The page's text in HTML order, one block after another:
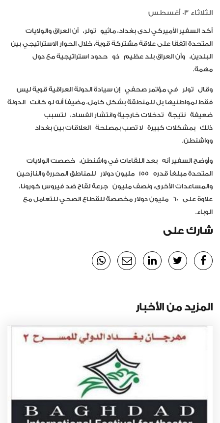
الثلاثاء 03 أغسطس
أكد السفير الأميركي لدى بغداد، ماثيو تولر ، أن العراق والولايات
المتحدة اتفقا على علاقة مشتركة قوية، خلال الحوار الاستراتيجي بين
البلدين، وأن العراق بلد عظيم ذو حدود استراتيجية مع دول
مهمة.
وقال تولر في مؤتمر صحفي إن سيادة الدولة العراقية قوية ليس
فقط لمواطنيها بل للمنطقة بشكل كامل، مضيفاً أنه لو كانت الدولة
ضعيفة نتيجة تدخلات خارجية وانتشار الفساد، لتسبب
ذلك بمشكلات كبيرة لا تصب بمصلحة العلاقات بين بغداد
وواشنطن.
وأوضح السفير أنه بعد اللقاءات في واشنطن، خصصت الولايات
المتحدة مبلغاً قدره 155 مليون دولار للمناطق المحررة والنازحين
والمساعدات الأخرى، ونصف مليون جرعة لقاح ضد فيروس كورونا،
علاوة على 60 مليون دولار مخصصة للقطاع الصحي للتعامل مع
الوباء.
شارك على
المزيد من الأخبار